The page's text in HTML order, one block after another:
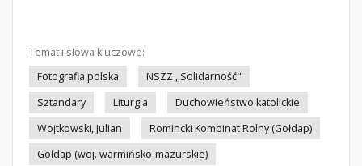
Temat i słowa kluczowe:
Fotografia polska
NSZZ ,,Solidarność"
Sztandary
Liturgia
Duchowieństwo katolickie
Wojtkowski, Julian
Romincki Kombinat Rolny (Gołdap)
Gołdap (woj. warmińsko-mazurskie)